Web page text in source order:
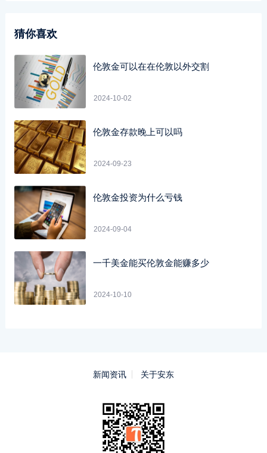
猜你喜欢
伦敦金可以在在伦敦以外交割
2024-10-02
伦敦金存款晚上可以吗
2024-09-23
伦敦金投资为什么亏钱
2024-09-04
一千美金能买伦敦金能赚多少
2024-10-10
新闻资讯 关于安东